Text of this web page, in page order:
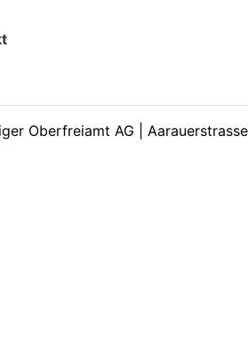
Oberfreiamt AG |